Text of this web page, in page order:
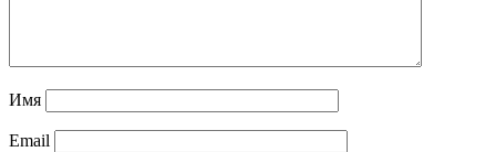
Имя
Email